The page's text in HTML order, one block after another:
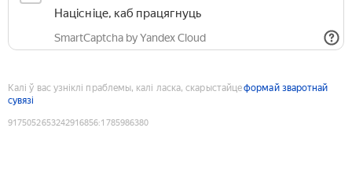
Націсніце, каб працягнуць
SmartCaptcha by Yandex Cloud
Калі ў вас узніклі праблемы, калі ласка, скарыстайцеформай зваротнай
сувязі
9175052653242916856:1785986380